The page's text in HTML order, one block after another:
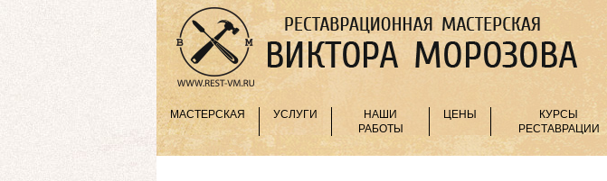
МАСТЕРСКАЯ УСЛУГИ
НАШИ
РАБОТЫ
ЦЕНЫ
КУРСЫ
РЕСТАВРАЦИИ